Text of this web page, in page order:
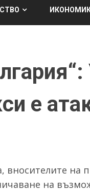
е
вносителите на
на